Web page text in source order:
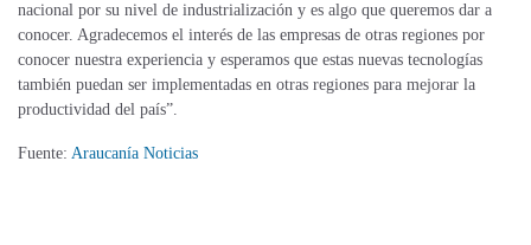
nacional por su nivel de industrialización y es algo que queremos dar a
conocer. Agradecemos el interés de las empresas de otras regiones por
conocer nuestra experiencia y esperamos que estas nuevas tecnologías
también puedan ser implementadas en otras regiones para mejorar la
productividad del país”.
Fuente: Araucanía Noticias